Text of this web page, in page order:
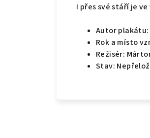
I přes své stáří je
Autor plakátu:
Rok a místo
Režisér:
Stav: